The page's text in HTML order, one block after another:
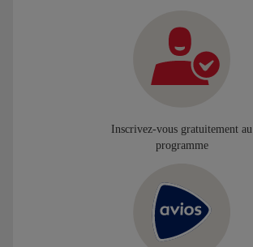
Inscrivez-vous gratuitement au
programme